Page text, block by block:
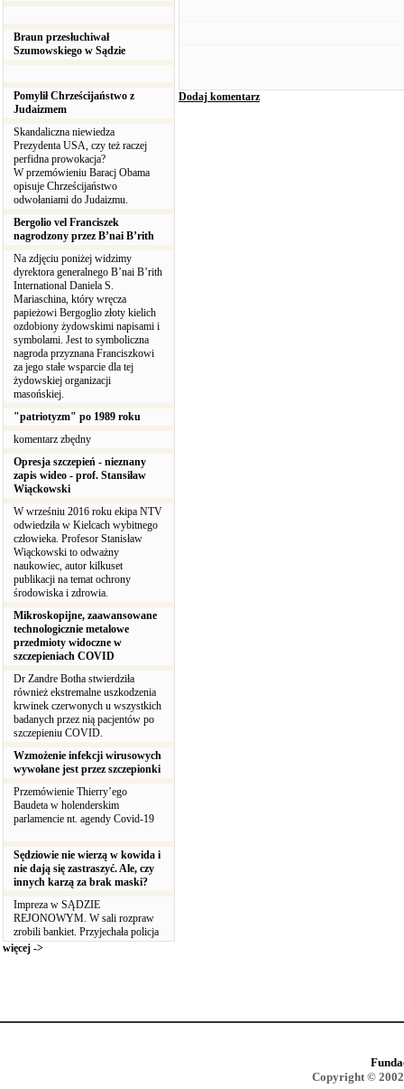
Braun przesłuchiwał
Szumowskiego w Sądzie
Pomylił Chrześcijaństwo z
Judaizmem
Skandaliczna niewiedza
Prezydenta USA, czy też raczej
perfidna prowokacja?
W przemówieniu Baracj Obama
opisuje Chrześcijaństwo
odwołaniami do Judaizmu.
Bergolio vel Franciszek
nagrodzony przez B’nai B’rith
Na zdjęciu poniżej widzimy
dyrektora generalnego B’nai B’rith
International Daniela S.
Mariaschina, który wręcza
papieżowi Bergoglio złoty kielich
ozdobiony żydowskimi napisami i
symbolami. Jest to symboliczna
nagroda przyznana Franciszkowi
za jego stałe wsparcie dla tej
żydowskiej organizacji
masońskiej.
"patriotyzm" po 1989 roku
komentarz zbędny
Opresja szczepień - nieznany
zapis wideo - prof. Stansiław
Wiąckowski
W wrześniu 2016 roku ekipa NTV
odwiedziła w Kielcach wybitnego
człowieka. Profesor Stanisław
Wiąckowski to odważny
naukowiec, autor kilkuset
publikacji na temat ochrony
środowiska i zdrowia.
Mikroskopijne, zaawansowane
technologicznie metalowe
przedmioty widoczne w
szczepieniach COVID
Dr Zandre Botha stwierdziła
również ekstremalne uszkodzenia
krwinek czerwonych u wszystkich
badanych przez nią pacjentów po
szczepieniu COVID.
Wzmożenie infekcji wirusowych
wywołane jest przez szczepionki
Przemówienie Thierry’ego
Baudeta w holenderskim
parlamencie nt. agendy Covid-19
Sędziowie nie wierzą w kowida i
nie dają się zastraszyć. Ale, czy
innych karzą za brak maski?
Impreza w SĄDZIE
REJONOWYM. W sali rozpraw
zrobili bankiet. Przyjechała policja
więcej ->
Dodaj komentarz
Copyright ©